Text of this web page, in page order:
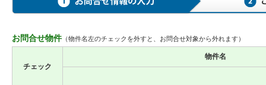
お問合せ物件 （物件名左のチェックを外すと、お問合せ対象から外れます）
チェック
物件名